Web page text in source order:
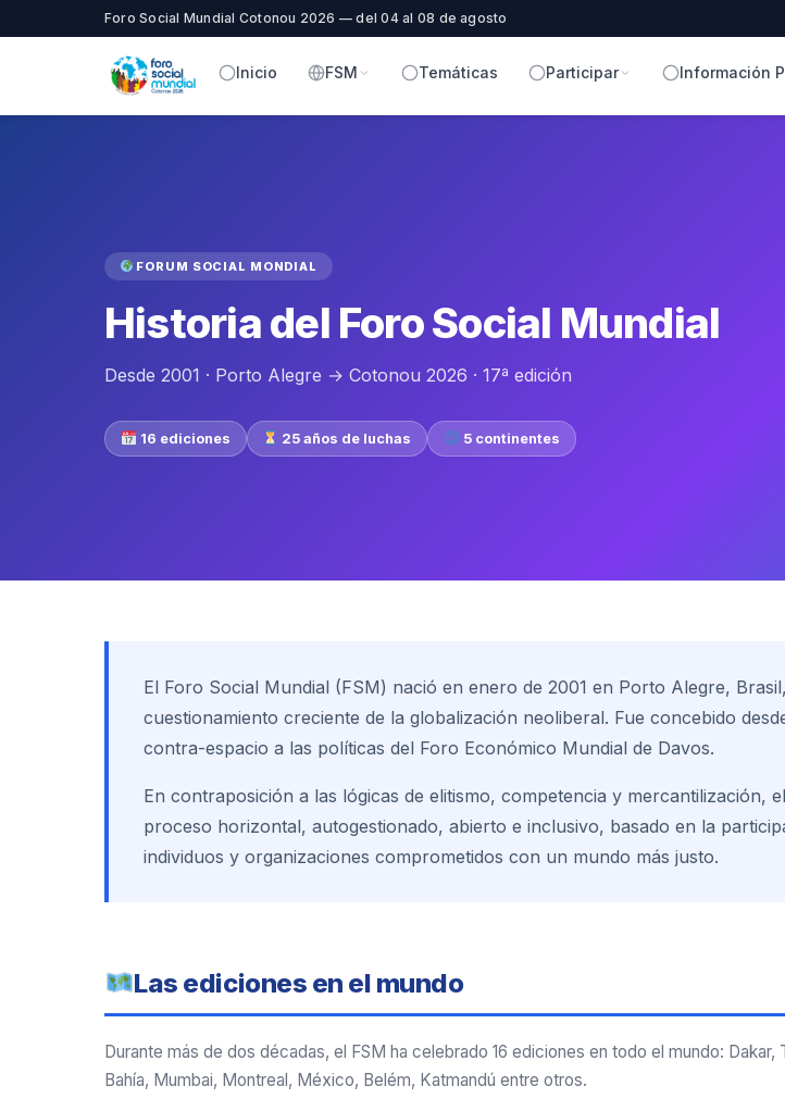
Foro Social Mundial Cotonou 2026 — del 04 al 08 de agosto
Inicio FSM Temáticas Participar Información
FORUM SOCIAL MONDIAL
Historia del Foro Social Mundial
Desde 2001 · Porto Alegre → Cotonou 2026 · 17ª edición
16 ediciones 25 años de luchas 5 continentes
El Foro Social Mundial (FSM) nació en enero de 2001 en Porto Alegre,
cuestionamiento creciente de la globalización neoliberal. Fue concebido
contra-espacio a las políticas del Foro Económico Mundial de Davos.
En contraposición a las lógicas de elitismo, competencia y mercantilización,
proceso horizontal, autogestionado, abierto e inclusivo, basado en la
individuos y organizaciones comprometidos con un mundo más justo.
Las ediciones en el mundo
Durante más de dos décadas, el FSM ha celebrado 16 ediciones en todo el mundo: Dakar,
Bahía, Mumbai, Montreal, México, Belém, Katmandú entre otros.